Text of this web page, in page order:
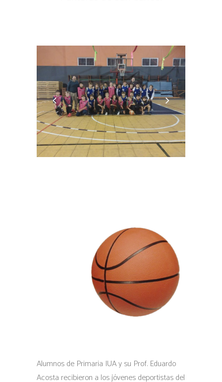
Alumnos de Primaria IUA y su Prof. Eduardo
Acosta recibieron a los jóvenes deportistas del